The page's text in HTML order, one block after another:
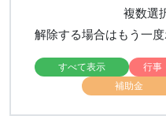
複数選
解除する場合はもう一
すべて表示 行事
補助金